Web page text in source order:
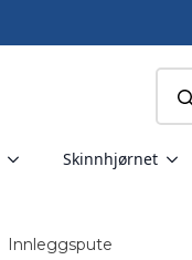
for:
Skinnhjørnet
Innleggspute